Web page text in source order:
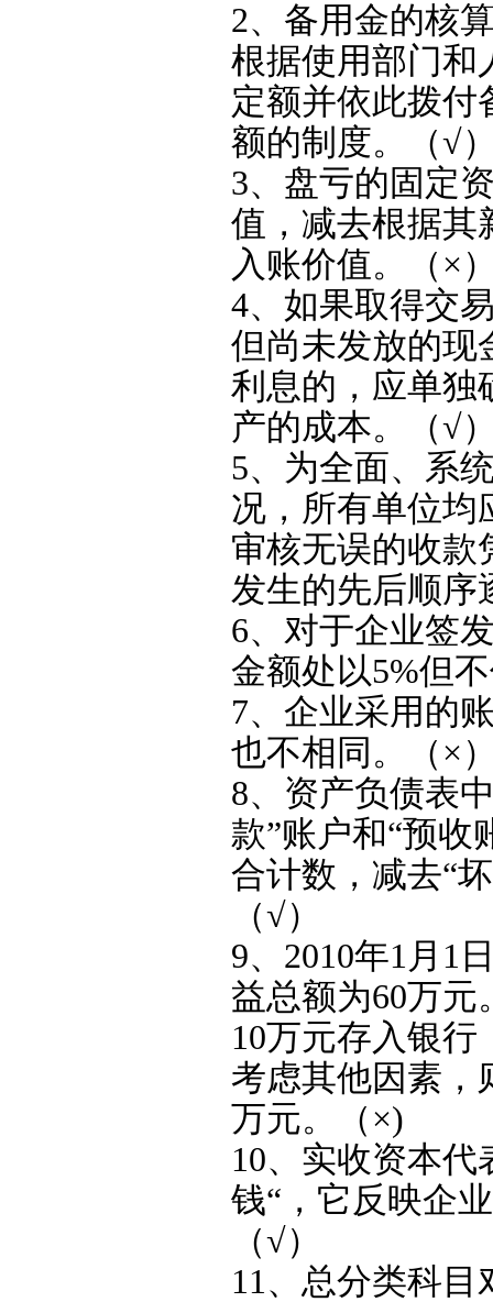
2、备用金的核
根据使用部门和
定额并依此拨付
额的制度。（√
3、盘亏的固定
值，减去根据其
入账价值。（×
4、如果取得交
但尚未发放的现
利息的，应单独
产的成本。（√
5、为全面、系
况，所有单位均
审核无误的收款
发生的先后顺序
6、对于企业签
金额处以5%但
7、企业采用的
也不相同。（×
8、资产负债表
款”账户和“预收
合计数，减去“
（√）
9、2010年1月1
益总额为60万
10万元存入银
考虑其他因素，
万元。（×)
10、实收资本
钱“，它反映企
（√）
11、总分类科